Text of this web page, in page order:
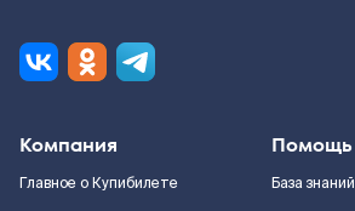
Компания
Главное о Купибилете
Помощь
База знаний